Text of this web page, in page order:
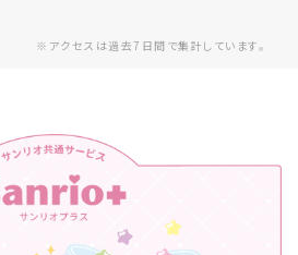
※アクセスは過去7日間で集計しています。